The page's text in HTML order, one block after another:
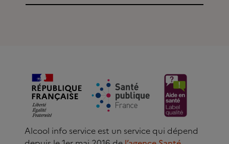
Alcool info service est un service qui dépend